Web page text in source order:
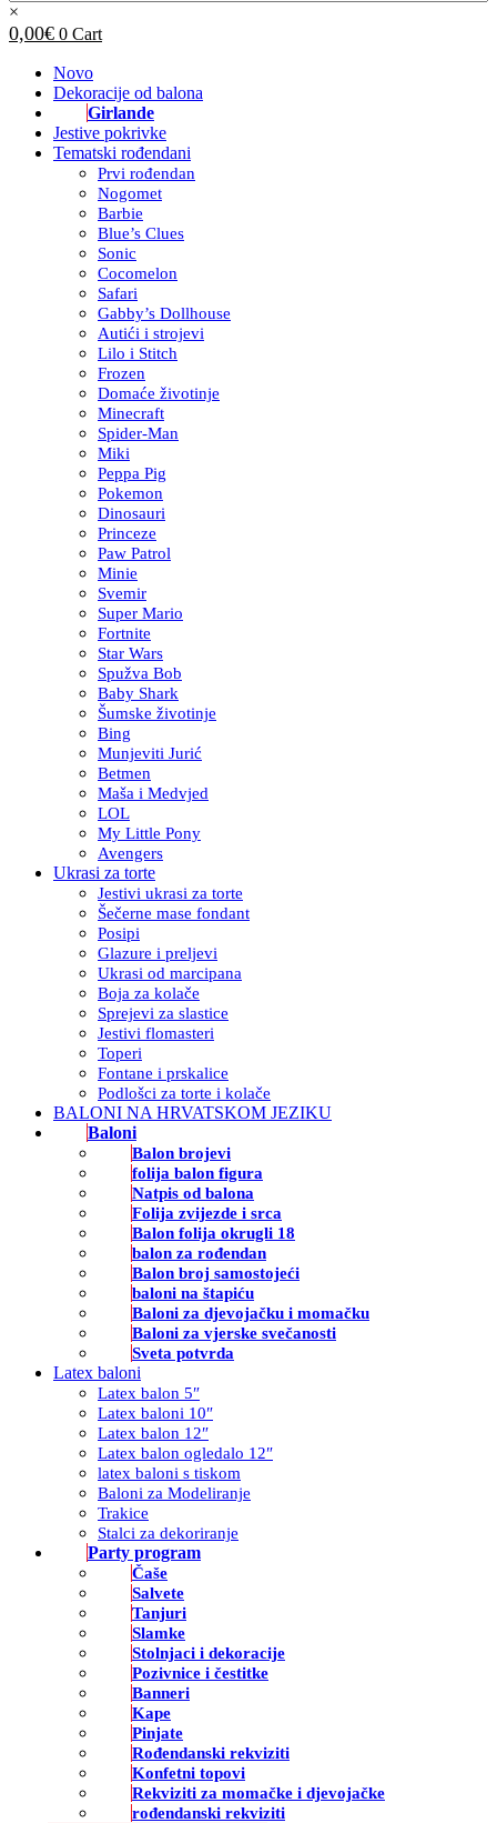
×
0,00€ 0 Cart
Novo
Dekoracije od balona
Girlande
Jestive pokrivke
Tematski rođendani
Prvi rođendan
Nogomet
Barbie
Blue’s Clues
Sonic
Cocomelon
Safari
Gabby’s Dollhouse
Autići i strojevi
Lilo i Stitch
Frozen
Domaće životinje
Minecraft
Spider-Man
Miki
Peppa Pig
Pokemon
Dinosauri
Princeze
Paw Patrol
Minie
Svemir
Super Mario
Fortnite
Star Wars
Spužva Bob
Baby Shark
Šumske životinje
Bing
Munjeviti Jurić
Betmen
Maša i Medvjed
LOL
My Little Pony
Avengers
Ukrasi za torte
Jestivi ukrasi za torte
Šečerne mase fondant
Posipi
Glazure i preljevi
Ukrasi od marcipana
Boja za kolače
Sprejevi za slastice
Jestivi flomasteri
Toperi
Fontane i prskalice
Podlošci za torte i kolače
BALONI NA HRVATSKOM JEZIKU
Baloni
Balon brojevi
folija balon figura
Natpis od balona
Folija zvijezde i srca
Balon folija okrugli 18
balon za rođendan
Balon broj samostojeći
baloni na štapiću
Baloni za djevojačku i momačku
Baloni za vjerske svečanosti
Sveta potvrda
Latex baloni
Latex balon 5″
Latex baloni 10″
Latex balon 12″
Latex balon ogledalo 12″
latex baloni s tiskom
Baloni za Modeliranje
Trakice
Stalci za dekoriranje
Party program
Čaše
Salvete
Tanjuri
Slamke
Stolnjaci i dekoracije
Pozivnice i čestitke
Banneri
Kape
Pinjate
Rođendanski rekviziti
Konfetni topovi
Rekviziti za momačke i djevojačke
rođendanski rekviziti